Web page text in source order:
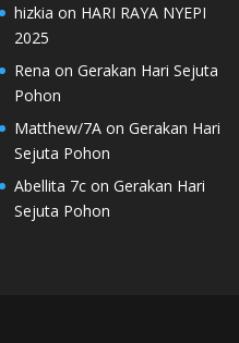
hizkia on HARI RAYA NYEPI
2025
Rena on Gerakan Hari Sejuta
Pohon
Matthew/7Aon Gerakan Hari
Sejuta Pohon
Abellita 7con Gerakan Hari
Sejuta Pohon